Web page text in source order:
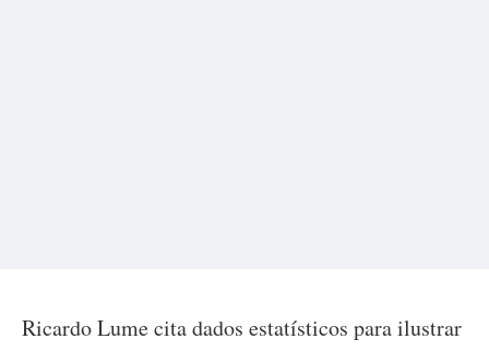
Ricardo Lume cita dados estatísticos para ilustrar